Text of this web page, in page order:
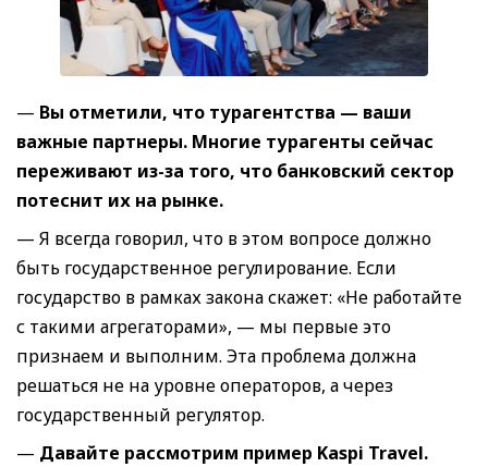
— Вы отметили, что турагентства — ваши
важные партнеры. Многие турагенты сейчас
переживают из-за того, что банковский сектор
потеснит их на рынке.
— Я всегда говорил, что в этом вопросе должно
быть государственное регулирование. Если
государство в рамках закона скажет: «Не работайте
с такими агрегаторами», — мы первые это
признаем и выполним. Эта проблема должна
решаться не на уровне операторов, а через
государственный регулятор.
— Давайте рассмотрим пример Kaspi Travel.